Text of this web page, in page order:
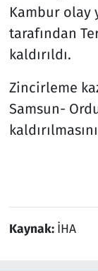
Kambur olay
tarafından
kaldırıldı.
Zincirleme
Samsun-
Kaynak: İHA